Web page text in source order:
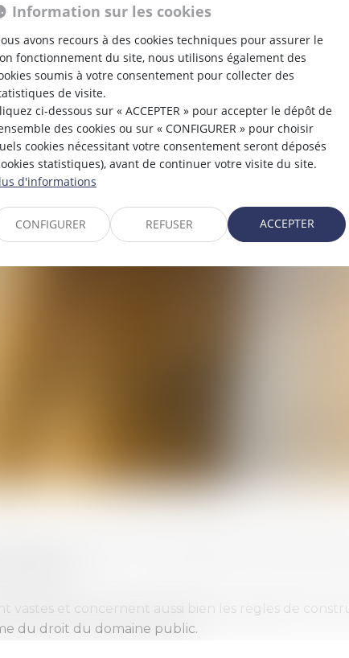
vastes et concernent aussi bien les règles de
du droit du domaine public.
Information sur les cookies
avons recours à des cookies techniques pour assurer le
fonctionnement du site, nous utilisons également des
soumis à votre consentement pour collecter des
de visite.
ci-dessous sur « ACCEPTER » pour accepter le dépôt de
des cookies ou sur « CONFIGURER » pour choisir
cookies nécessitant votre consentement seront déposés
statistiques), avant de continuer votre visite du site.
d'informations
CONFIGURER REFUSER ACCEPTER